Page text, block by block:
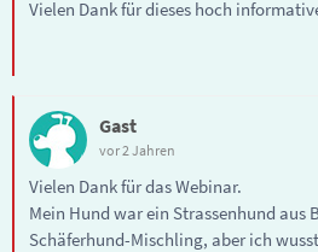
Vielen Dank für dieses hoch
Gast
vor 2 Jahren
Vielen Dank für das Webinar.
Mein Hund war ein Strassenhund aus
Schäferhund-Mischling, aber ich